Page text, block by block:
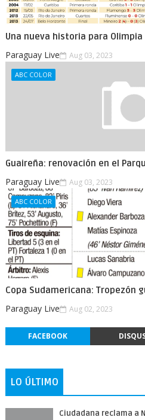
Una nueva historia para Olimpia
Paraguay Live Aug 03, 2023
ABC COLOR
Guaireña: renovación en el
Paraguay Live Aug 03, 2023
ABC COLOR
Copa Sudamericana: Tropezón
Paraguay Live Aug 02, 2023
FACEBOOK
LO ÚLTIMO
Ciudadana reclama a